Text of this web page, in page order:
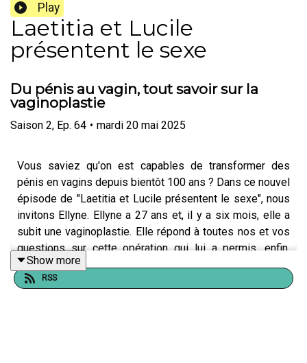
Play
Laetitia et Lucile
présentent le sexe
Du pénis au vagin, tout savoir sur la
vaginoplastie
Saison 2, Ep. 64 • mardi 20 mai 2025
Vous saviez qu'on est capables de transformer des
pénis en vagins depuis bientôt 100 ans ? Dans ce nouvel
épisode de "Laetitia et Lucile présentent le sexe", nous
invitons Ellyne. Ellyne a 27 ans et, il y a six mois, elle a
subit une vaginoplastie. Elle répond à toutes nos et vos
questions sur cette opération qui lui a permis, enfin,
d'avoir un vagin.
Show more
RSS